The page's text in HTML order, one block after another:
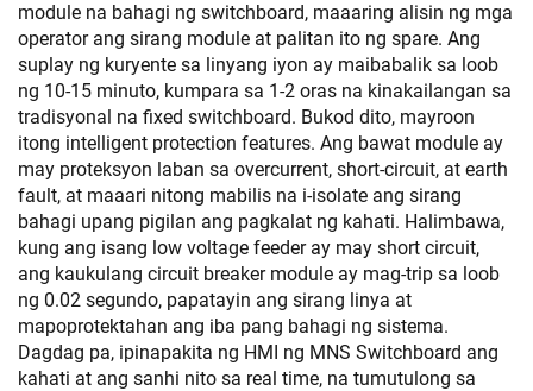
module na bahagi ng switchboard, maaaring alisin ng mga
operator ang sirang module at palitan ito ng spare. Ang
suplay ng kuryente sa linyang iyon ay maibabalik sa loob
ng 10-15 minuto, kumpara sa 1-2 oras na kinakailangan sa
tradisyonal na fixed switchboard. Bukod dito, mayroon
itong intelligent protection features. Ang bawat module ay
may proteksyon laban sa overcurrent, short-circuit, at earth
fault, at maaari nitong mabilis na i-isolate ang sirang
bahagi upang pigilan ang pagkalat ng kahati. Halimbawa,
kung ang isang low voltage feeder ay may short circuit,
ang kaukulang circuit breaker module ay mag-trip sa loob
ng 0.02 segundo, papatayin ang sirang linya at
mapoprotektahan ang iba pang bahagi ng sistema.
Dagdag pa, ipinapakita ng HMI ng MNS Switchboard ang
kahati at ang sanhi nito sa real time, na tumutulong sa